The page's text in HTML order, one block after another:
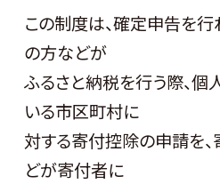
この制度は、確定申告を
の方などが
ふるさと納税を行う際、
いる市区町村に
対する寄付控除の申請を
どが寄付者に